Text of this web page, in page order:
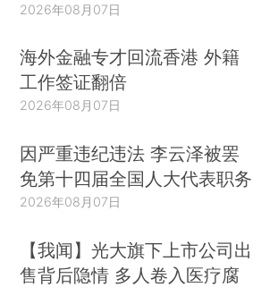
2026年08月07日
海外金融专才回流香港 外籍
工作签证翻倍
2026年08月07日
因严重违纪违法 李云泽被罢
免第十四届全国人大代表职务
2026年08月07日
【我闻】光大旗下上市公司出
售背后隐情 多人卷入医疗腐